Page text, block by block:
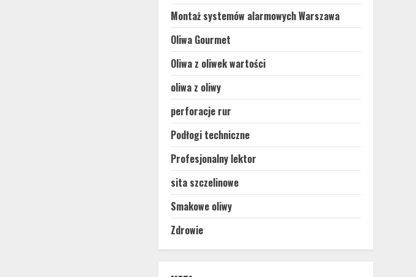
Montaż systemów alarmowych Warszawa
Oliwa Gourmet
Oliwa z oliwek wartości
oliwa z oliwy
perforacje rur
Podłogi techniczne
Profesjonalny lektor
sita szczelinowe
Smakowe oliwy
Zdrowie